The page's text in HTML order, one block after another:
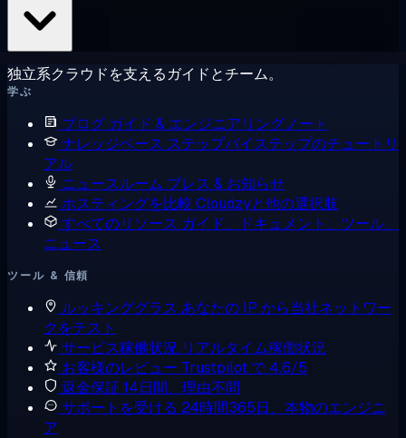
独立系クラウドを支えるガイドとチーム。
学ぶ
ブログ ガイド & エンジニアリングノート
ナレッジベース ステップバイステップのチュートリ
アル
ニュースルーム プレス & お知らせ
ホスティングを比較 Cloudzyと他の選択肢
すべてのリソース ガイド、ドキュメント、ツール、
ニュース
ツール & 信頼
ルッキンググラス あなたの IP から当社ネットワー
クをテスト
サービス稼働状況 リアルタイム稼働状況
お客様のレビュー Trustpilot で 4.6/5
返金保証 14日間、理由不問
サポートを受ける 24時間365日、本物のエンジニ
ア